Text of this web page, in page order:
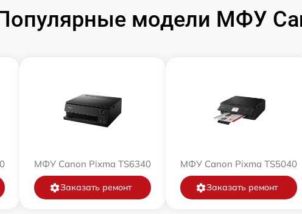
модели МФУ
МФУ Canon Pixma TS6340
Заказать ремонт
МФУ Canon Pixma TS5040
Заказать ремонт